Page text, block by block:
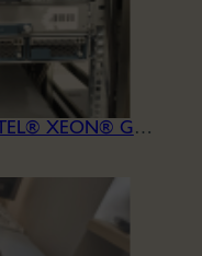
CISCO UCS B200 M5 CPU INTEL® XEON® GOLD 5122 RAM DDR4 256GB